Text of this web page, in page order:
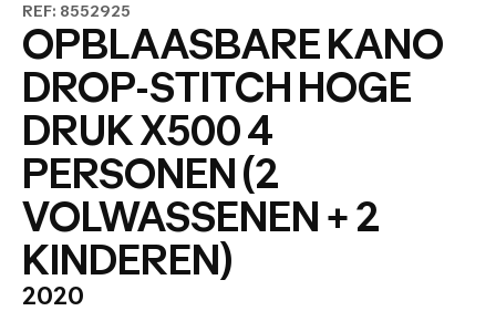
REF: 8552925
OPBLAASBARE KANO
DROP-STITCH HOGE
DRUK X500 4
PERSONEN (2
VOLWASSENEN + 2
KINDEREN)
2020